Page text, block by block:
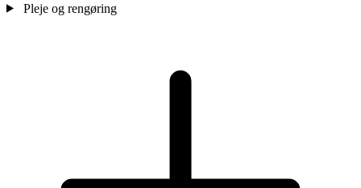
Pleje og rengøring